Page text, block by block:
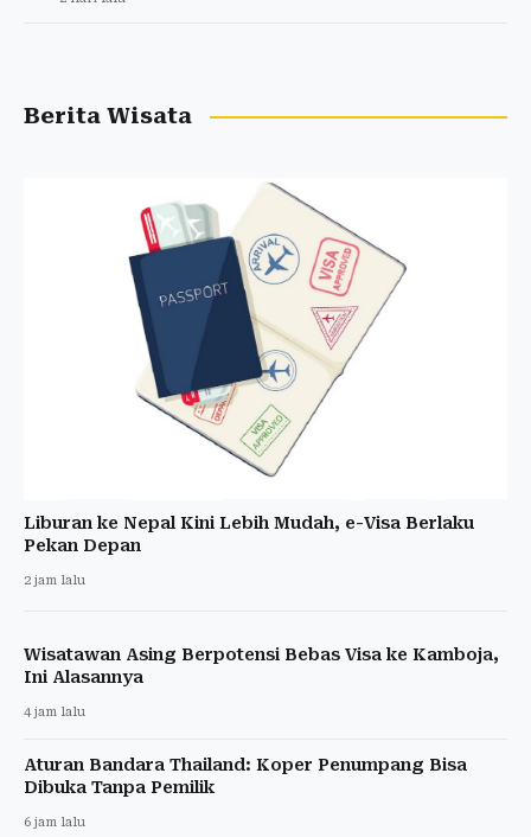
Berita Wisata
Liburan ke Nepal Kini Lebih Mudah, e-Visa Berlaku
Pekan Depan
2 jam lalu
Wisatawan Asing Berpotensi Bebas Visa ke Kamboja,
Ini Alasannya
4 jam lalu
Aturan Bandara Thailand: Koper Penumpang Bisa
Dibuka Tanpa Pemilik
6 jam lalu